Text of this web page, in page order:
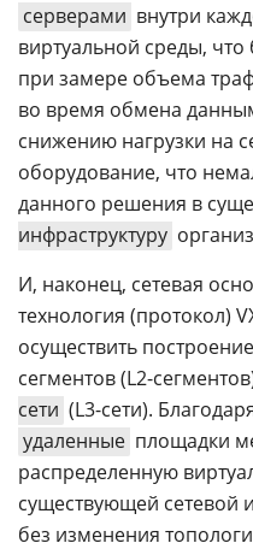
серверами внутри
виртуальной среды,
при замере объема
во время обмена
снижению нагрузки на
оборудование, что
данного решения в
инфраструктуру
И, наконец, сетевая
технология (протокол)
осуществить
сегментов (L2-
сети (L3-сети).
удаленные площадки
распределенную
существующей сетевой
без изменения